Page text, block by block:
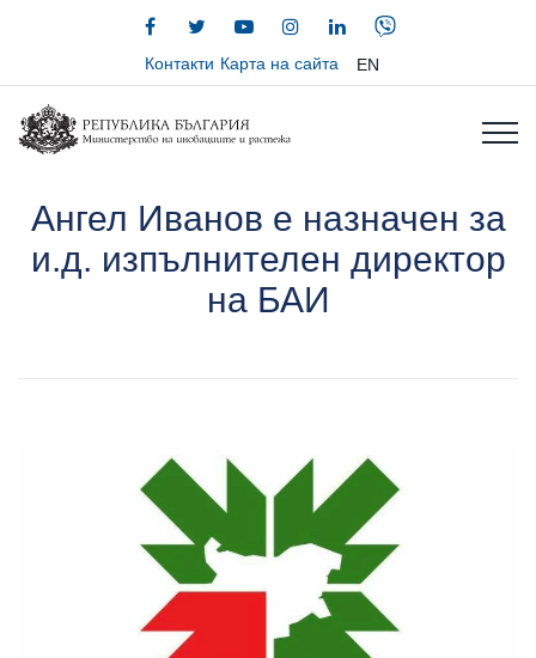
Контакти Карта на сайта EN
Ангел Иванов е назначен за
и.д. изпълнителен директор
на БАИ